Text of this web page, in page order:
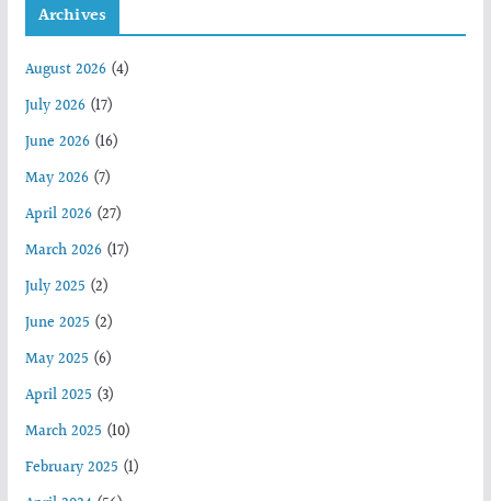
Archives
August 2026(4)
July 2026(17)
June 2026(16)
May 2026(7)
April 2026(27)
March 2026(17)
July 2025 (2)
June 2025 (2)
May 2025 (6)
April 2025 (3)
March 2025 (10)
February 2025 (1)